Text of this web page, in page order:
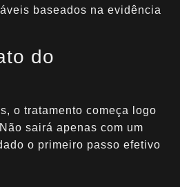
baseados na evidência
do
o tratamento começa logo
sairá apenas com um
o primeiro passo efetivo